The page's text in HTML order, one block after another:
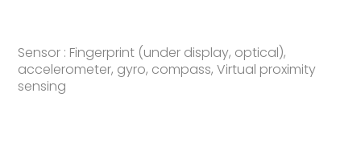
Sensor : Fingerprint (under display, optical),
accelerometer, gyro, compass, Virtual proximity
sensing